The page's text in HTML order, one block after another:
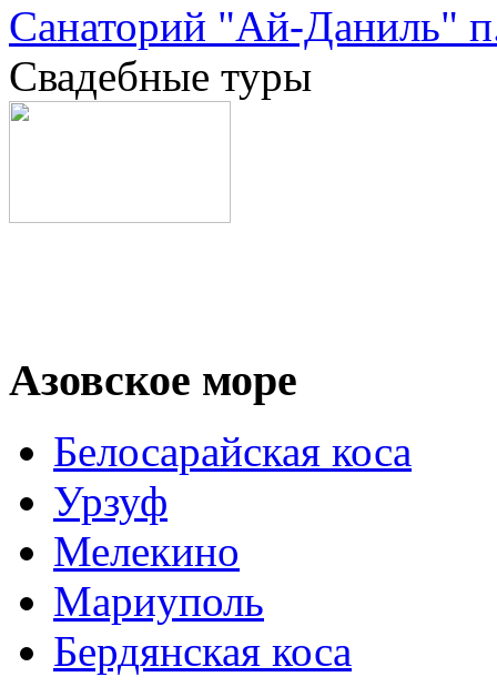
Санаторий "Ай-Даниль"
Свадебные туры
Азовское море
Белосарайская коса
Урзуф
Мелекино
Мариуполь
Бердянская коса